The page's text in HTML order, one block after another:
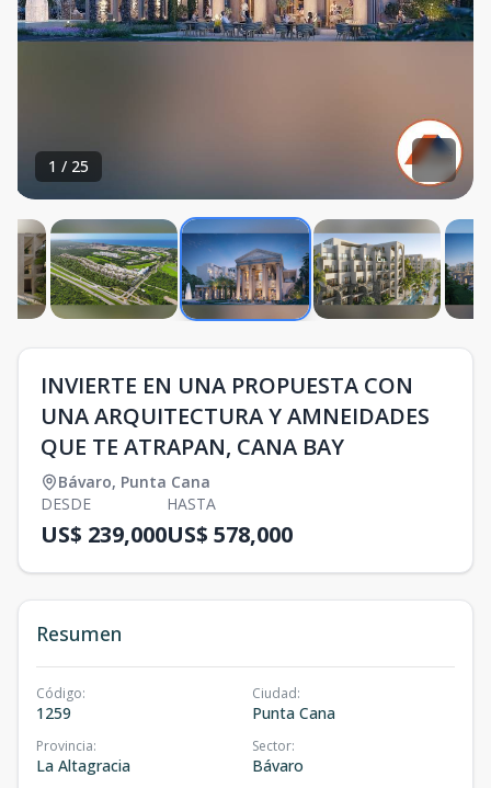
1 / 25
INVIERTE EN UNA PROPUESTA CON
UNA ARQUITECTURA Y AMNEIDADES
QUE TE ATRAPAN, CANA BAY
Bávaro, Punta Cana
DESDE
US$ 239,000
HASTA
US$ 578,000
Resumen
Código:
1259
Ciudad:
Punta Cana
Provincia:
La Altagracia
Sector:
Bávaro